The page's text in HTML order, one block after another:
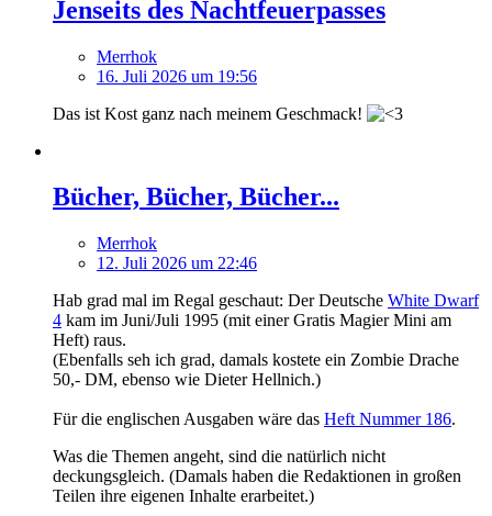
Jenseits des Nachtfeuerpasses
Merrhok
16. Juli 2026 um 19:56
Das ist Kost ganz nach meinem Geschmack!
Bücher, Bücher, Bücher...
Merrhok
12. Juli 2026 um 22:46
Hab grad mal im Regal geschaut: Der Deutsche White Dwarf
4 kam im Juni/Juli 1995 (mit einer Gratis Magier Mini am
Heft) raus.
(Ebenfalls seh ich grad, damals kostete ein Zombie Drache
50,- DM, ebenso wie Dieter Hellnich.)
Für die englischen Ausgaben wäre das Heft Nummer 186.
Was die Themen angeht, sind die natürlich nicht
deckungsgleich. (Damals haben die Redaktionen in großen
Teilen ihre eigenen Inhalte erarbeitet.)